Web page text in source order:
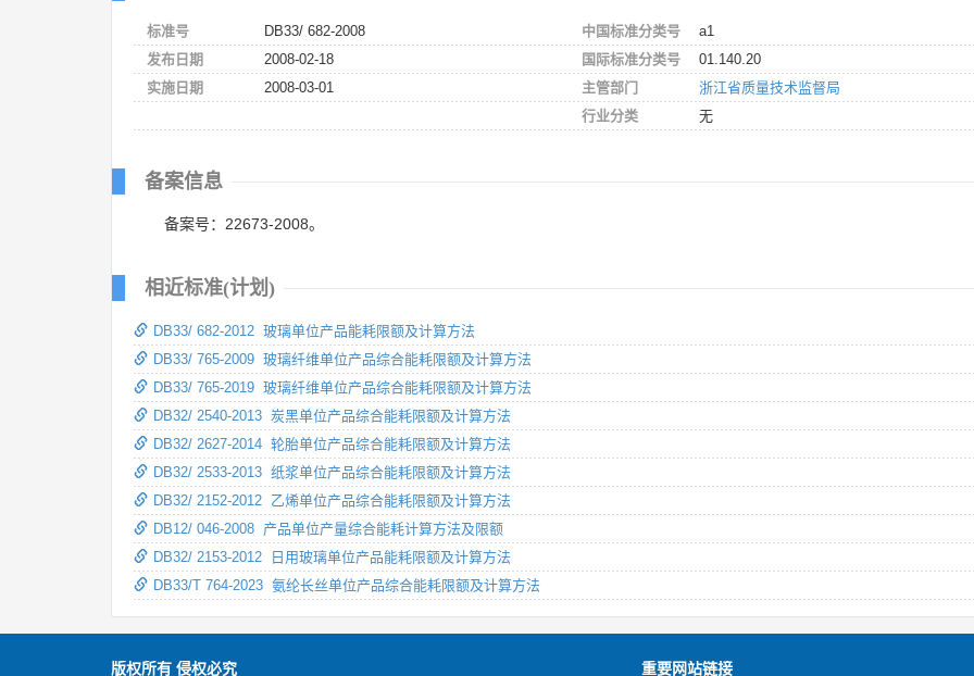
标准号
DB33/ 682-2008
发布日期
2008-02-18
实施日期
2008-03-01
中国标准分类号
a1
国际标准分类号
01.140.20
主管部门
浙江省质量技术监督局
行业分类
无
备案信息
备案号：22673-2008。
相近标准(计划)
DB33/ 682-2012 玻璃单位产品能耗限额及计算方法
DB33/ 765-2009 玻璃纤维单位产品综合能耗限额及计算方法
DB33/ 765-2019 玻璃纤维单位产品综合能耗限额及计算方法
DB32/ 2540-2013 炭黑单位产品综合能耗限额及计算方法
DB32/ 2627-2014 轮胎单位产品综合能耗限额及计算方法
DB32/ 2533-2013 纸浆单位产品综合能耗限额及计算方法
DB32/ 2152-2012 乙烯单位产品综合能耗限额及计算方法
DB12/ 046-2008 产品单位产量综合能耗计算方法及限额
DB32/ 2153-2012 日用玻璃单位产品能耗限额及计算方法
DB33/T 764-2023 氨纶长丝单位产品综合能耗限额及计算方法
版权所有 侵权必究 重要网站链接